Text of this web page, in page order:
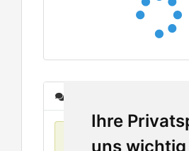
Ihre
uns wichtig
Keine Einträge